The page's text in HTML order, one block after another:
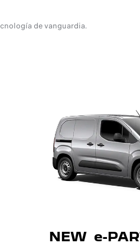
de vanguardia.
NEW e-